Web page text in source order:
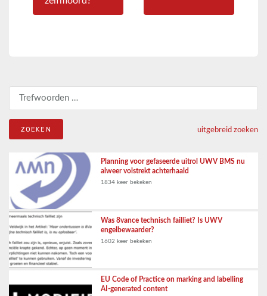
Zoeken naar:
uitgebreid zoeken
Planning voor gefaseerde uitrol UWV BMS nu
alweer volstrekt achterhaald
1834 keer bekeken
Was 8vance technisch failliet? Is UWV
engelbewaarder?
1602 keer bekeken
EU Code of Practice on marking and labelling
AI-generated content